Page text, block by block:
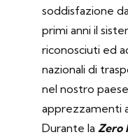
soddisfazione
primi anni il
riconosciuti ed
nazionali di
nel nostro
apprezzamenti
Durante la Zero